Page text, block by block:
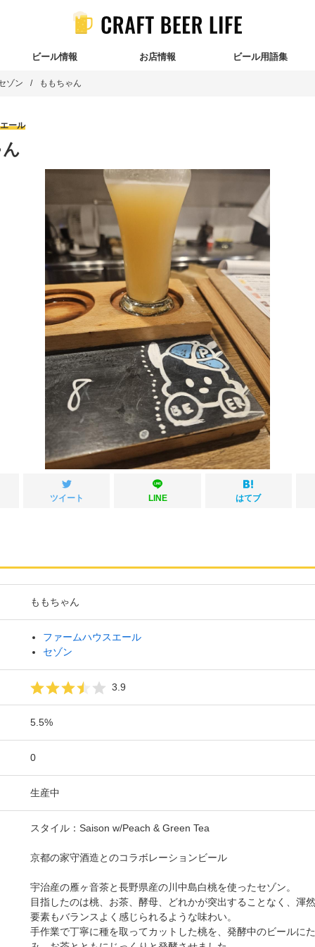
ビール情報 お店情報 ビール用語集
ゾン ももちゃん
ール
ツイート LINE はてブ
ももちゃん
ファームハウスエール
セゾン
3.9
5.5%
0
生産中
スタイル：Saison w/Peach & Green Tea
京都の家守酒造とのコラボレーションビール
宇治産の雁ヶ音茶と長野県産の川中島白桃を使ったセゾン。
目指したのは桃、お茶、酵母、どれかが突出することなく、渾
要素もバランスよく感じられるような味わい。
手作業で丁寧に種を取ってカットした桃を、発酵中のビールに